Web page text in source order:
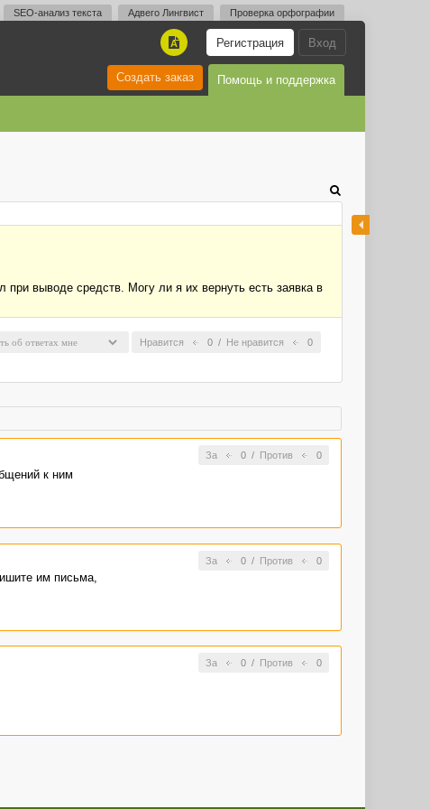
SEO-анализ текста Адвего Лингвист Проверка орфографии
Вход
Регистрация
A
Помощь и поддержка
Создать заказ
выводе средств. Могу ли я их вернуть есть заявка в
Нравится 0 / Не нравится 0
За 0/ Против 0
к ним
За 0/ Против 0
им письма,
За 0/ Против 0